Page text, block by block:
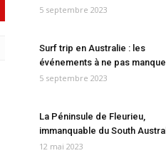
5 septembre 2023
Surf trip en Australie : les
événements à ne pas
5 septembre 2023
La Péninsule de Fleurieu,
immanquable du South
12 mai 2023